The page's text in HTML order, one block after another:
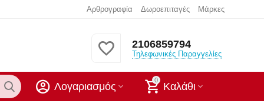
Αρθρογραφία Δωροεπιταγές Μάρκες
2106859794
Τηλεφωνικές Παραγγελίες
0
Καλάθι
Λογαριασμός